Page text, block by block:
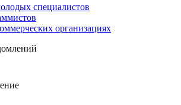
специалистов
организациях